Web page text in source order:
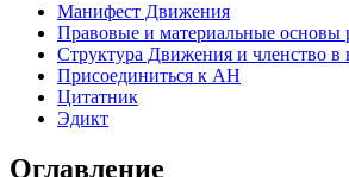
Манифест Движения
Правовые и материальные
Структура Движения и членство в
Присоединиться к АН
Цитатник
Эдикт
Оглавление